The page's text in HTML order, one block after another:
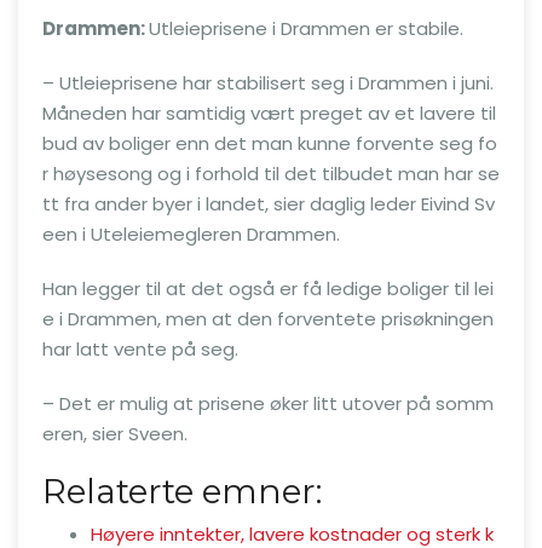
Drammen:Utleieprisene i Drammen er stabile.
– Utleieprisene har stabilisert seg i Drammen i juni.
Måneden har samtidig vært preget av et lavere til
bud av boliger enn det man kunne forvente seg fo
r høysesong og i forhold til det tilbudet man har se
tt fra ander byer i landet, sier daglig leder Eivind Sv
een i Uteleiemegleren Drammen.
Han legger til at det også er få ledige boliger til lei
e i Drammen, men at den forventete prisøkningen
har latt vente på seg.
– Det er mulig at prisene øker litt utover på somm
eren, sier Sveen.
Relaterte emner:
Høyere inntekter, lavere kostnader og sterk k